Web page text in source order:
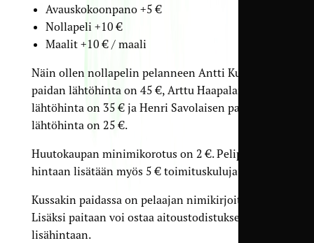
Avauskokoonpano +5 €
Nollapeli +10 €
Maalit +10 € / maali
Näin ollen nollapelin pelanneen Antti Kuusisen
paidan lähtöhinta on 45 €, Arttu Haapalan paidan
lähtöhinta on 35 € ja Henri Savolaisen paidan
lähtöhinta on 25 €.
Huutokaupan minimikorotus on 2 €. Pelipaitojen
hintaan lisätään myös 5 € toimituskuluja.
Kussakin paidassa on pelaajan nimikirjoitus.
Lisäksi paitaan voi ostaa aitoustodistuksen 10 €:n
lisähintaan.